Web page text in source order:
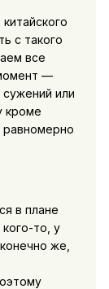
с такого
все
—
или
кроме
равномерно
в плане
то, у
же,